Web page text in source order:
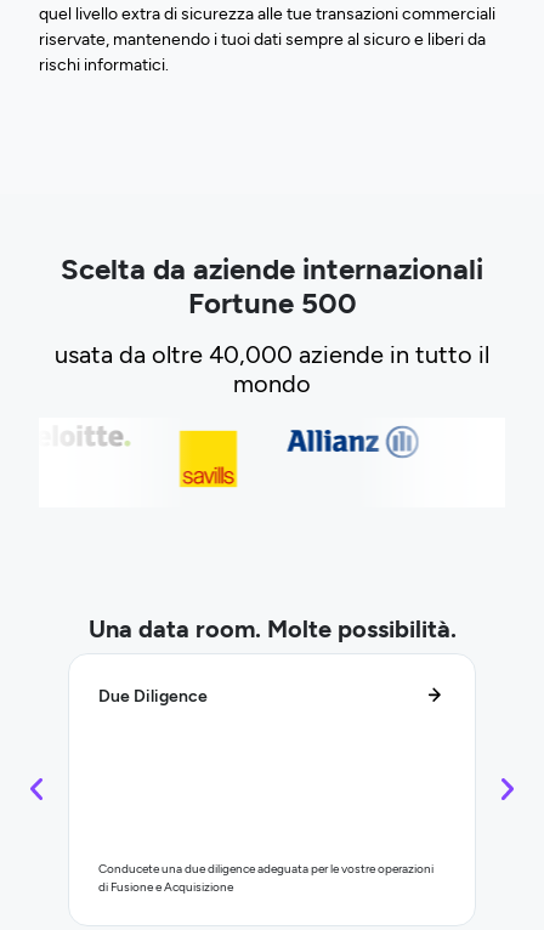
quel livello extra di sicurezza alle tue transazioni commerciali
riservate, mantenendo i tuoi dati sempre al sicuro e liberi da
rischi informatici.
Scelta da aziende internazionali
Fortune 500
usata da oltre 40,000 aziende in tutto il
mondo
Una data room. Molte possibilità.
Due Diligence
Conducete una due diligence adeguata per le vostre operazioni
di Fusione e Acquisizione